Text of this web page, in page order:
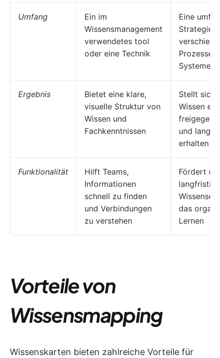
Umfang
Ein im
Wissensmanagement
verwendetes tool
oder eine Technik
Eine
Strategie,
Prozesse
Systeme
Ergebnis
Bietet eine klare,
visuelle Struktur von
Wissen und
Fachkenntnissen
Stellt
Wissen
und
erhalten
Funktionalität
Hilft Teams,
Informationen
schnell zu finden
und Verbindungen
zu verstehen
Fördert
das
Lernen
Vorteile von
Wissensmapping
Wissenskarten bieten zahlreiche Vorteile für